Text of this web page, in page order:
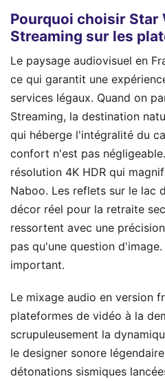
Pourquoi choisir Star
Streaming sur les
Le paysage audiovisuel en
ce qui garantit une
services légaux. Quand on
Streaming, la destination
qui héberge l'intégralité du
confort n'est pas
résolution 4K HDR qui
Naboo. Les reflets sur le lac
décor réel pour la retraite
ressortent avec une
pas qu'une question
important.
Le mixage audio en version
plateformes de vidéo à la
scrupuleusement la
le designer sonore
détonations sismiques